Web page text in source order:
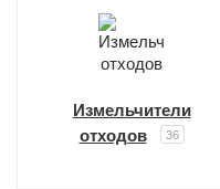
Измельчители
отходов
36